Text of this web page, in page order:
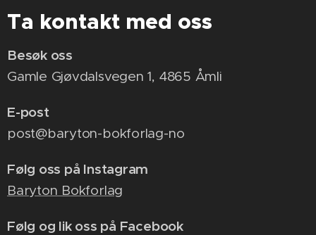
Ta kontakt med oss
Besøk oss
Gamle Gjøvdalsvegen 1, 4865 Åmli
E-post
post@baryton-bokforlag-no
Følg oss på Instagram
Baryton Bokforlag
Følg og lik oss på Facebook